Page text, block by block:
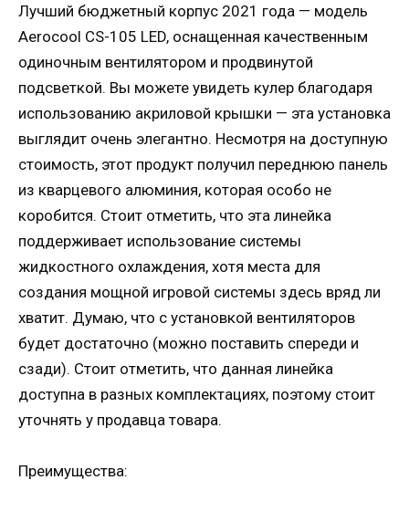
Лучший бюджетный корпус 2021 года — модель
Aerocool CS-105 LED, оснащенная качественным
одиночным вентилятором и продвинутой
подсветкой. Вы можете увидеть кулер благодаря
использованию акриловой крышки — эта установка
выглядит очень элегантно. Несмотря на доступную
стоимость, этот продукт получил переднюю панель
из кварцевого алюминия, которая особо не
коробится. Стоит отметить, что эта линейка
поддерживает использование системы
жидкостного охлаждения, хотя места для
создания мощной игровой системы здесь вряд ли
хватит. Думаю, что с установкой вентиляторов
будет достаточно (можно поставить спереди и
сзади). Стоит отметить, что данная линейка
доступна в разных комплектациях, поэтому стоит
уточнять у продавца товара.
Преимущества: